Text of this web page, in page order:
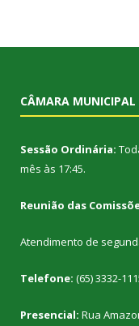
CÂMARA
Sessão Ordinária:
mês às 17:45.
Reunião das
Atendimento de
Telefone: (65) 3332-
Presencial: Rua